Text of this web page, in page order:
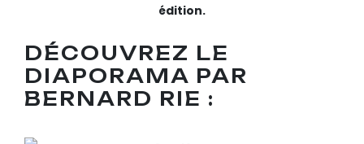
édition.
DÉCOUVREZ LE
DIAPORAMA PAR
BERNARD RIE :